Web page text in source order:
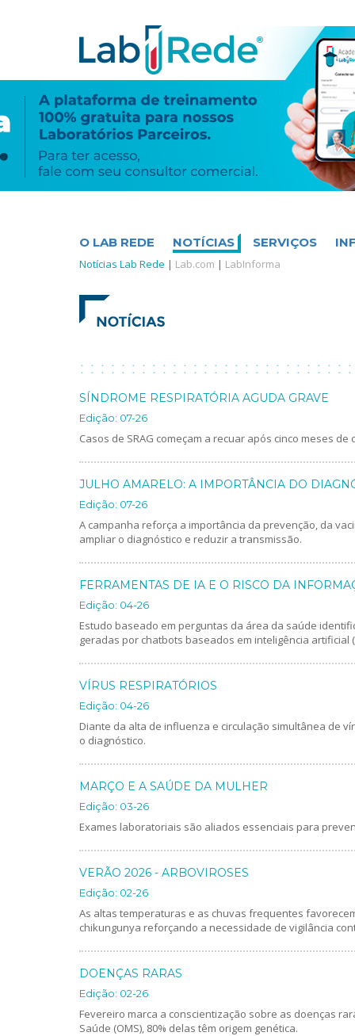
O LAB REDE NOTÍCIAS SERVIÇOS
Notícias Lab Rede | Lab.com | LabInforma
SÍNDROME RESPIRATÓRIA AGUDA GRAVE
Edição: 07-26
Casos de SRAG começam a recuar após cinco meses
JULHO AMARELO: A IMPORTÂNCIA DO
Edição: 07-26
A campanha reforça a importância da prevenção, da
ampliar o diagnóstico e reduzir a transmissão.
FERRAMENTAS DE IA E O RISCO DA
Edição: 04-26
Estudo baseado em perguntas da área da saúde
geradas por chatbots baseados em inteligência artificial
VÍRUS RESPIRATÓRIOS
Edição: 04-26
Diante da alta de influenza e circulação simultânea de
o diagnóstico.
MARÇO E A SAÚDE DA MULHER
Edição: 03-26
Exames laboratoriais são aliados essenciais para
VERÃO 2026 - ARBOVIROSES
Edição: 02-26
As altas temperaturas e as chuvas frequentes
chikungunya reforçando a necessidade de vigilância
DOENÇAS RARAS
Edição: 02-26
Fevereiro marca a conscientização sobre as doenças
Saúde (OMS), 80% delas têm origem genética.